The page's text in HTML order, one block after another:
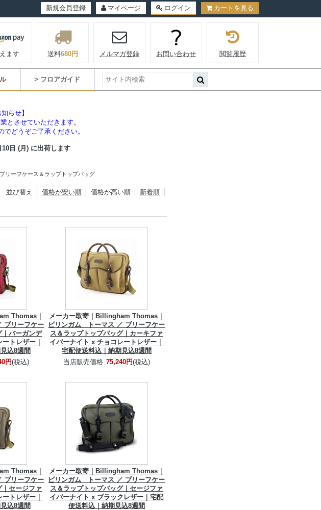
新規会員登録 マイページ ログイン カートを見る
ます 送料680円 メルマガ登録 お問い合わせ 閲覧履歴
> フロアガイド
らせ】
とさせていただきます。
どうぞご了承ください。
10日 (月) に出荷します
リーフケース＆ラップトップバッグ
並び替え 価格が安い順 価格が高い順 新着順
Thomas｜
ブリーフケー
｜バーガンデ
トレザー｜
込8週間
円(税込)
メーカー取寄｜Billingham Thomas｜
ビリンガム トーマス ／ ブリーフケー
ス＆ラップトップバッグ｜カーキファ
イバーナイト x チョコレートレザー｜
宅配便送料込｜納期見込8週間
当店販売価格 75,240円(税込)
Thomas｜
ブリーフケー
｜セージファ
トレザー｜
込8週間
メーカー取寄｜Billingham Thomas｜
ビリンガム トーマス ／ ブリーフケー
ス＆ラップトップバッグ｜セージファ
イバーナイト x ブラックレザー｜宅配
便送料込｜納期見込8週間